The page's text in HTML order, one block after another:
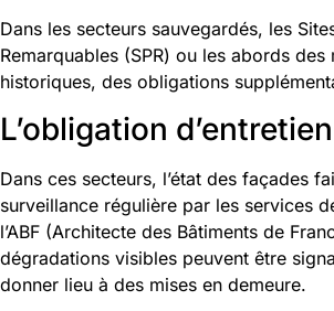
Dans les secteurs sauvegardés, les
Remarquables (SPR) ou les abords des
historiques, des obligations
L’obligation
Dans ces secteurs, l’état des façades
surveillance régulière par les services
l’ABF (Architecte des Bâtiments de
dégradations visibles peuvent être
donner lieu à des mises en demeure.